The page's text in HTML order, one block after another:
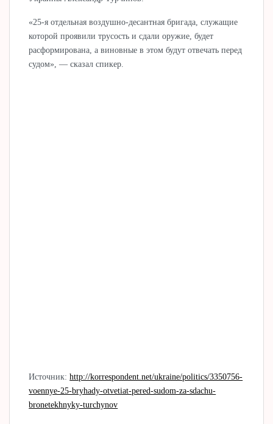
«25-я отдельная воздушно-десантная бригада, служащие
которой проявили трусость и сдали оружие, будет
расформирована, а виновные в этом будут отвечать перед
судом», — сказал спикер.
Источник:http://korrespondent.net/ukraine/politics/3350756-
voennye-25-bryhady-otvetiat-pered-sudom-za-sdachu-
bronetekhnyky-turchynov